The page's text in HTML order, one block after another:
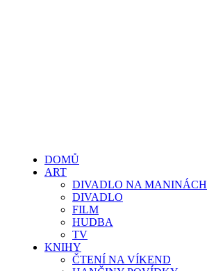
DOMŮ
ART
DIVADLO NA MANINÁCH
DIVADLO
FILM
HUDBA
TV
KNIHY
ČTENÍ NA VÍKEND